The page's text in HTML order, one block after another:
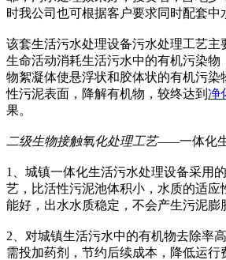
时我公司也可根据客户要求同时配套中
该套生活污水处理设备污水处理工艺主
生命活动消耗生活污水中的有机污染物
物絮凝体使悬浮状和胶体状的有机污染
性污泥表面，降解有机物，较终达到 净
果。
二级生物接触氧化处理工艺——一体化
1、城镇一体化生活污水处理设备采用
艺，比活性污泥池体积小，水质的适应
能好，出水水质稳定，不会产生污泥膨
2、对城镇生活污水中的有机物去除率
需投加药剂，节约后续成本，降低运行